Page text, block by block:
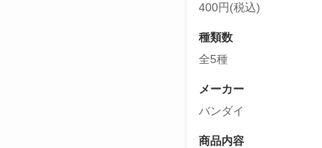
400円(税込)
種類数
全5種
メーカー
バンダイ
商品内容